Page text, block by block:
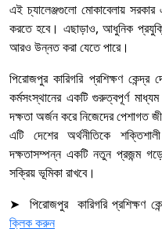
এই চ্যালেঞ্জগুলো মোকাবেলায় সরকার
করতে হবে। এছাড়াও, আধুনিক
আরও উন্নত করা যেতে পারে।
পিরোজপুর কারিগরি প্রশিক্ষণ
কর্মসংস্থানের একটি গুরুত্বপূর্ণ
দক্ষতা অর্জন করে নিজেদের পেশাগত
এটি দেশের অর্থনীতিকে
দক্ষতাসম্পন্ন একটি নতুন প্রজন্ম
সক্রিয় ভূমিকা রাখবে।
➤ পিরোজপুর কারিগরি প্রশিক্ষণ
ক্লিক করুন